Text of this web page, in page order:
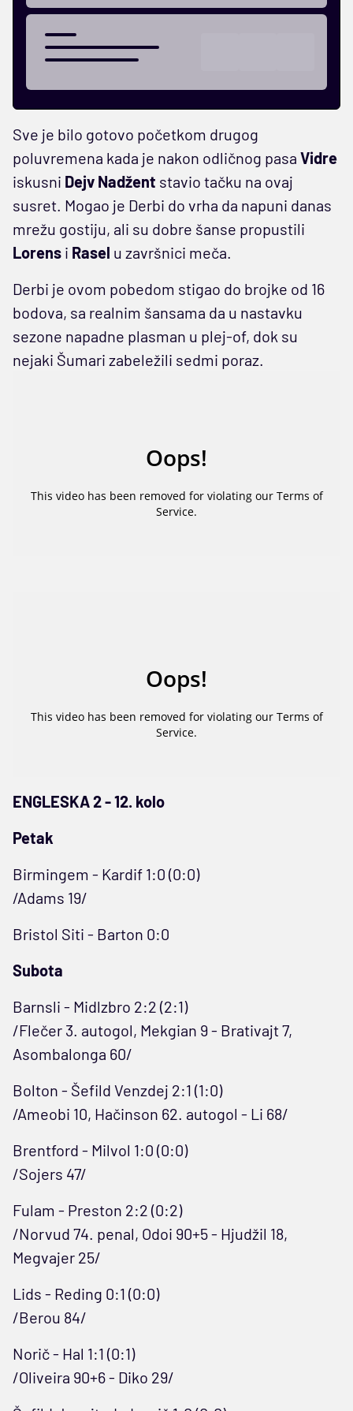
Sve je bilo gotovo početkom drugog
poluvremena kada je nakon odličnog pasa Vidre
iskusni Dejv Nadžent stavio tačku na ovaj
susret. Mogao je Derbi do vrha da napuni danas
mrežu gostiju, ali su dobre šanse propustili
Lorens i Rasel u završnici meča.
Derbi je ovom pobedom stigao do brojke od 16
bodova, sa realnim šansama da u nastavku
sezone napadne plasman u plej-of, dok su
nejaki Šumari zabeležili sedmi poraz.
ENGLESKA 2 - 12. kolo
Petak
Birmingem - Kardif 1:0 (0:0)
/Adams 19/
Bristol Siti - Barton 0:0
Subota
Barnsli - Midlzbro 2:2 (2:1)
/Flečer 3. autogol, Mekgian 9 - Brativajt 7,
Asombalonga 60/
Bolton - Šefild Venzdej 2:1 (1:0)
/Ameobi 10, Hačinson 62. autogol - Li 68/
Brentford - Milvol 1:0 (0:0)
/Sojers 47/
Fulam - Preston 2:2 (0:2)
/Norvud 74. penal, Odoi 90+5 - Hjudžil 18,
Megvajer 25/
Lids - Reding 0:1 (0:0)
/Berou 84/
Norič - Hal 1:1 (0:1)
/Oliveira 90+6 - Diko 29/